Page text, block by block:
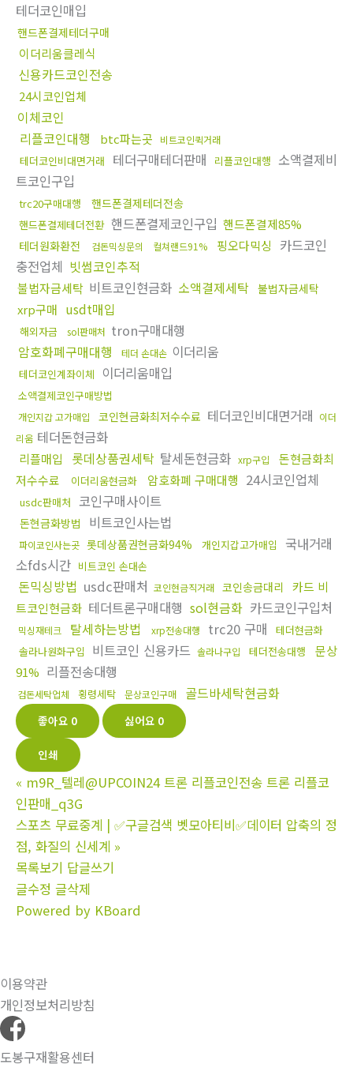
테더코인매입
핸드폰결제테더구매
이더리움클레식
신용카드코인전송
24시코인업체
이체코인
리플코인대행
btc파는곳 비트코인퀵거래
테더코인비대면거래 테더구매테더판매 리플코인대행 소액결제비
트코인구입
trc20구매대행 핸드폰결제테더전송
핸드폰결제테더전환 핸드폰결제코인구입 핸드폰결제85%
테더원화환전 검돈믹싱문의 컬쳐랜드91% 핑오다믹싱
카드코인
충전업체 빗썸코인추적
불법자금세탁 비트코인현금화 소액결제세탁 불법자금세탁
xrp구매 usdt매입
해외자금 sol판매처 tron구매대행
암호화폐구매대행
테더 손대손 이더리움
테더코인계좌이체 이더리움매입
소액결제코인구매방법
개인지갑 고가매입 코인현금화최저수수료 테더코인비대면거래 이더
리움 테더돈현금화
리플매입 롯데상품권세탁 탈세돈현금화 xrp구입
돈현금화최
저수수료
이더리움현금화 암호화폐 구매대행 24시코인업체
usdc판매처 코인구매사이트
돈현금화방법 비트코인사는법
파이코인사는곳 롯데상품권현금화94% 개인지갑고가매입
국내거래
소fds시간 비트코인 손대손
돈믹싱방법 usdc판매처 코인현금직거래 코인송금대리 카드 비
트코인현금화 테더트론구매대행 sol현금화 카드코인구입처
믹싱재테크 탈세하는방법 xrp전송대행 trc20 구매
테더현금화
솔라나원화구입
비트코인 신용카드 솔라나구입 테더전송대행
문상
91% 리플전송대행
검돈세탁업체 횡령세탁 문상코인구매 골드바세탁현금화
좋아요 0 싫어요 0
인쇄
« m9R_텔레@UPCOIN24 트론 리플코인전송 트론 리플코
인판매_q3G
스포츠 무료중계 | ✅구글검색 벳모아티비✅데이터 압축의 정
점, 화질의 신세계 »
목록보기 답글쓰기
글수정 글삭제
Powered by KBoard
이용약관
개인정보처리방침
도봉구재활용센터